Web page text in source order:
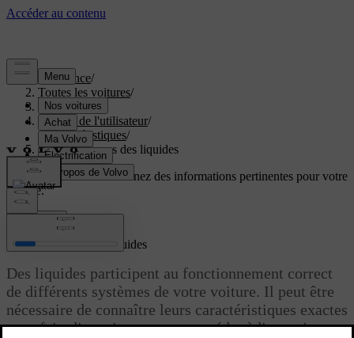
Assistance/
Toutes les voitures/
EC40 2027/
Manuel de l'utilisateur/
Caractéristiques/
Caractéristiques des liquides
Soutien personnaliséObtenez des informations pertinentes pour votre
voiture.
Connexion
Caractéristiques des liquides
Des liquides participent au fonctionnement correct
de différents systèmes de votre voiture. Il peut être
nécessaire de connaître leurs caractéristiques exactes
pour faire l'appoint ou pour procéder à l'entretien.